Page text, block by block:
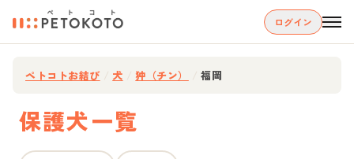
ログイン
ペトコトお結び 犬 狆（チン） 福岡
保護犬一覧